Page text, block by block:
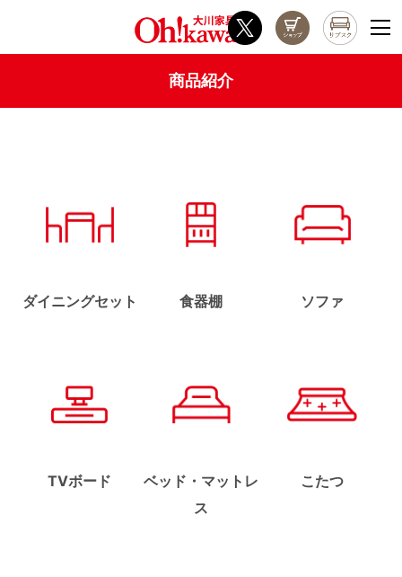
商品紹介
ダイニングセット 食器棚 ソファ
TVボード
ベッド・マットレ
ス
こたつ